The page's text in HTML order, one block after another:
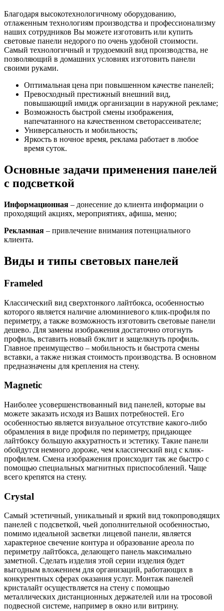
Благодаря высокотехнологичному оборудованию,
отлаженным технологиям производства и профессионализму
наших сотрудников Вы можете изготовить или купить
световые панели недорого по очень удобной стоимости.
Самый технологичный и трудоемкий вид производства, не
позволяющий в домашних условиях изготовить панели
своими руками.
Оптимальная цена при повышенном качестве панелей;
Превосходный престижный внешний вид,
повышающий имидж организации в наружной рекламе;
Возможность быстрой смены изображения,
напечатанного на качественном светорассеивателе;
Универсальность и мобильность;
Яркость в ночное время, реклама работает в любое
время суток.
Основные задачи применения панелей
с подсветкой
Информационная – донесение до клиента информации о
проходящий акциях, мероприятиях, афиша, меню;
Рекламная – привлечение внимания потенциального
клиента.
Виды и типы световых панелей
Frameled
Классический вид сверхтонкого лайтбокса, особенностью
которого является наличие алюминиевого клик-профиля по
периметру, а также возможность изготовить световые панели
дешево. Для замены изображения достаточно отогнуть
профиль, вставить новый бэклит и защелкнуть профиль.
Главное преимущество – мобильность и быстрота смены
вставки, а также низкая стоимость производства. В основном
предназначены для крепления на стену.
Magnetic
Наиболее усовершенствованный вид панелей, которые вы
можете заказать исходя из Ваших потребностей. Его
особенностью является визуальное отсутствие какого-либо
обрамления в виде профиля по периметру, придающее
лайтбоксу большую аккуратность и эстетику. Такие панели
обойдутся немного дороже, чем классический вид с клик-
профилем. Смена изображения происходит так же быстро с
помощью специальных магнитных приспособлений. Чаще
всего крепятся на стену.
Crystal
Самый эстетичный, уникальный и яркий вид токопроводящих
панелей с подсветкой, чьей дополнительной особенностью,
помимо идеальной засветки лицевой панели, является
характерное свечение контура и образование ареола по
периметру лайтбокса, делающего панель максимально
заметной. Сделать изделия этой серии изделия будет
выгодным вложением для организаций, работающих в
конкурентных сферах оказания услуг. Монтаж панелей
кристалайт осуществляется на стену с помощью
металлических дистанционных держателей или на тросовой
подвесной системе, например в окно или витрину.